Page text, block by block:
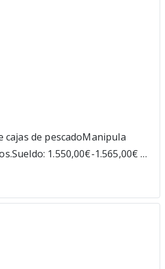
és per aquest motiu
vols sumar? Cartera de
interessos i molt més!
cajas de pescadoManipula
1.550,00€-1.565,00€ al